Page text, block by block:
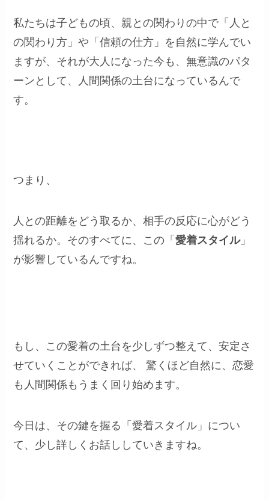
私たちは子どもの頃、親との関わりの中で「人と
の関わり方」や「信頼の仕方」を自然に学んでい
ますが、それが大人になった今も、無意識のパタ
ーンとして、人間関係の土台になっているんで
す。
つまり、
人との距離をどう取るか、相手の反応に心がどう
揺れるか。そのすべてに、この「愛着スタイル」
が影響しているんですね。
もし、この愛着の土台を少しずつ整えて、安定さ
せていくことができれば、 驚くほど自然に、恋愛
も人間関係もうまく回り始めます。
今日は、その鍵を握る「愛着スタイル」につい
て、少し詳しくお話ししていきますね。